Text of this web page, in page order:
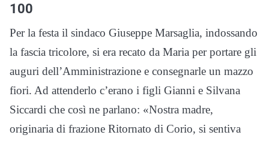
100
Per la festa il sindaco Giuseppe Marsaglia, indossando
la fascia tricolore, si era recato da Maria per portare gli
auguri dell’Amministrazione e consegnarle un mazzo
fiori. Ad attenderlo c’erano i figli Gianni e Silvana
Siccardi che così ne parlano: «Nostra madre,
originaria di frazione Ritornato di Corio, si sentiva